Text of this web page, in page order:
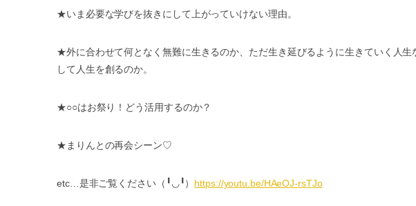
★いま必要な学びを抜きにして上がっていけない理由。
★外に合わせて何となく無難に生きるのか、ただ生き延びるように生きていく人
して人生を創るのか。
★○○はお祭り！どう活用するのか？
★まりんとの再会シーン♡
etc…是非ご覧ください（ ╹◡╹） https://youtu.be/HAeOJ-rsTJo